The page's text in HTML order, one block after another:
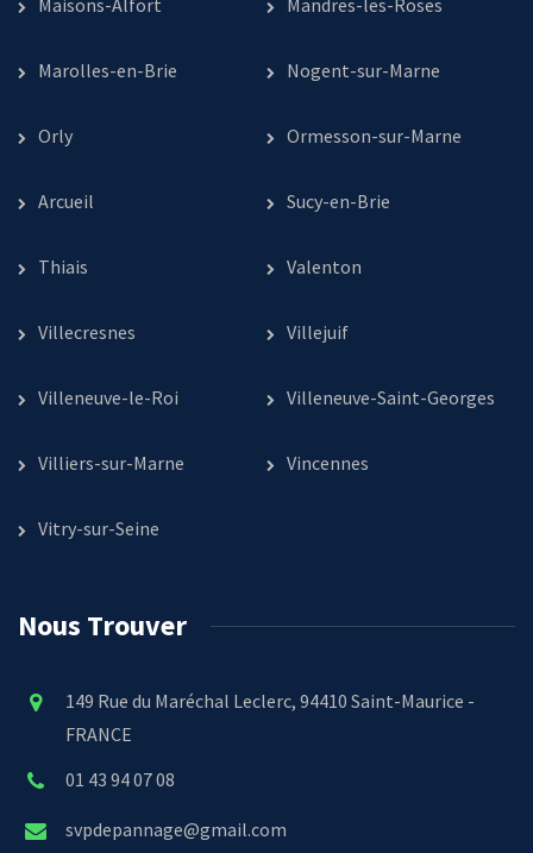
Maisons-Alfort Mandres-les-Roses
Marolles-en-Brie Nogent-sur-Marne
Orly Ormesson-sur-Marne
Arcueil Sucy-en-Brie
Thiais Valenton
Villecresnes Villejuif
Villeneuve-le-Roi Villeneuve-Saint-Georges
Villiers-sur-Marne Vincennes
Vitry-sur-Seine
Nous Trouver
149 Rue du Maréchal Leclerc, 94410 Saint-Maurice -
FRANCE
01 43 94 07 08
svpdepannage@gmail.com